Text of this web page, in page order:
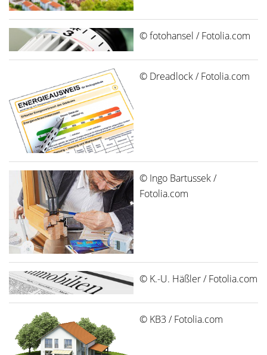
© fotohansel / Fotolia.com
© Dreadlock / Fotolia.com
© Ingo Bartussek /
Fotolia.com
© K.-U. Häßler / Fotolia.com
© KB3 / Fotolia.com